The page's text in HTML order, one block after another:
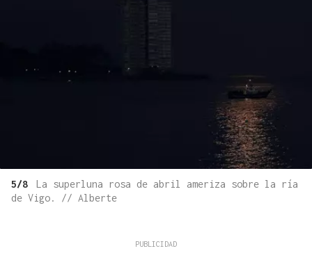
5/8
La superluna rosa de abril ameriza sobre la ría
de Vigo. // Alberte